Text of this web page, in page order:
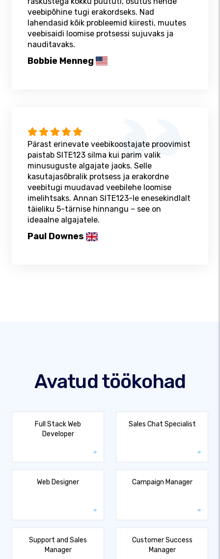
veebipõhine tugi erakordseks. Nad
lahendasid kõik probleemid kiiresti, muutes
veebisaidi loomise protsessi sujuvaks ja
nauditavaks.
Bobbie Menneg
Pärast erinevate veebikoostajate proovimist
paistab SITE123 silma kui parim valik
minusuguste algajate jaoks. Selle
kasutajasõbralik protsess ja erakordne
veebitugi muudavad veebilehe loomise
imelihtsaks. Annan SITE123-le enesekindlalt
täieliku 5-tärnise hinnangu – see on
ideaalne algajatele.
Paul Downes
Avatud töökohad
Full Stack Web
Developer
Sales Chat Specialist
Web Designer Campaign Manager
Support and Sales
Manager
Customer Success
Manager